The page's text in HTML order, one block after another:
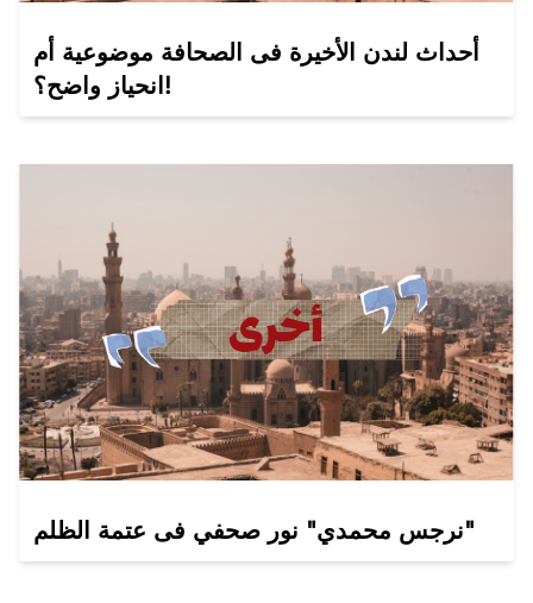
أحداث لندن الأخيرة فى الصحافة موضوعية أم
انحياز واضح؟!
نرجس محمدي" نور صحفي فى عتمة الظلم"